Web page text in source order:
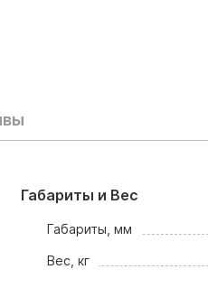
Габариты и Вес
Габариты, мм
Вес, кг